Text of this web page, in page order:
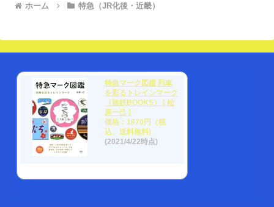
ホーム 特急（JR化後・近畿）
特急マーク図鑑 列車
を彩るトレインマーク
（旅鉄BOOKS） [ 松
原一己 ]
価格：1870円（税
込、送料無料)
(2021/4/22時点)